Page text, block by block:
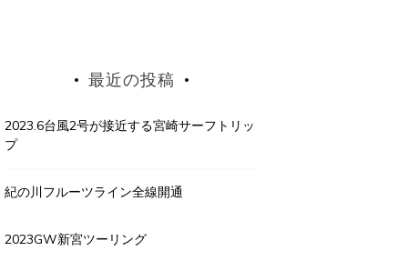
最近の投稿
2023.6台風2号が接近する宮崎サーフトリッ
プ
紀の川フルーツライン全線開通
2023GW新宮ツーリング